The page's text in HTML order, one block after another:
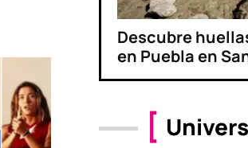
Descubre
en Puebla en